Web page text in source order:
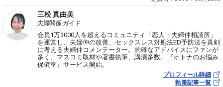
三松 真由美
夫婦関係 ガイド
会員1万3000人を超えるコミュニティ「恋人・夫婦仲相談所」
を運営し、夫婦仲の改善、セックスレス対処法ED予防法を真剣
に考える夫婦仲コメンテーター。的確なアドバイスにファンが
多く、マスコミ取材や著書執筆、講演多数。『オトナのお悩み
保健室』サービス開始。
プロフィール詳細
執筆記事一覧